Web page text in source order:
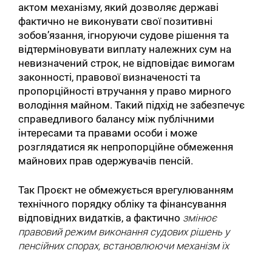
актом механізму, який дозволяє державі
фактично не виконувати свої позитивні
зобовʼязання, ігноруючи судове рішення та
відтерміновувати виплату належних сум на
невизначений строк, не відповідає вимогам
законності, правової визначеності та
пропорційності втручання у право мирного
володіння майном. Такий підхід не забезпечує
справедливого балансу між публічними
інтересами та правами особи і може
розглядатися як непропорційне обмеження
майнових прав одержувачів пенсій.
Так Проєкт не обмежується врегулюванням
технічного порядку обліку та фінансування
відповідних видатків, а фактично змінює
правовий режим виконання судових рішень у
пенсійних спорах, встановлюючи механізм їх